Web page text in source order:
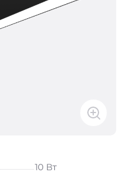
10 Вт